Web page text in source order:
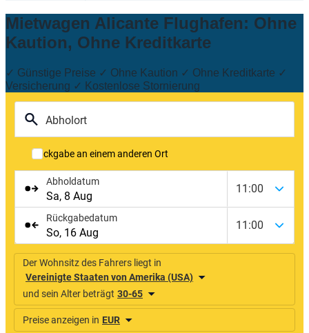
Mietwagen Alicante Flughafen: Ohne
Kaution, Ohne Kreditkarte
✓ Günstige Preise ✓ Ohne Kaution ✓ Ohne Kreditkarte ✓
Versicherung ✓ Kostenlose Stornierung